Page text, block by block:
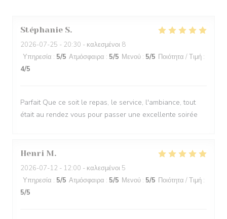
Stéphanie S
2026-07-25 - 20:30 - καλεσμένοι 8
Υπηρεσία : 5/5 Ατμόσφαιρα : 5/5 Μενού : 5/5 Ποιότητα / Τιμή :
4/5
Parfait Que ce soit le repas, le service, l'ambiance, tout
était au rendez vous pour passer une excellente soirée
Henri M
2026-07-12 - 12:00 - καλεσμένοι 5
Υπηρεσία : 5/5 Ατμόσφαιρα : 5/5 Μενού : 5/5 Ποιότητα / Τιμή :
5/5